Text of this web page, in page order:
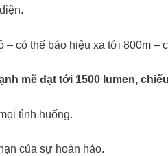
có thế báo hiệu xa tới 800m –
mẽ đạt tới 1500 lumen,
tình huống.
của sự hoàn hảo.